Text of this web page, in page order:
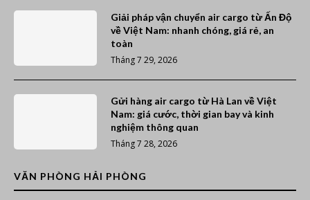
Giải pháp vận chuyển air cargo từ Ấn Độ
về Việt Nam: nhanh chóng, giá rẻ, an
toàn
Tháng 7 29, 2026
Gửi hàng air cargo từ Hà Lan về Việt
Nam: giá cước, thời gian bay và kinh
nghiệm thông quan
Tháng 7 28, 2026
VĂN PHÒNG HẢI PHÒNG